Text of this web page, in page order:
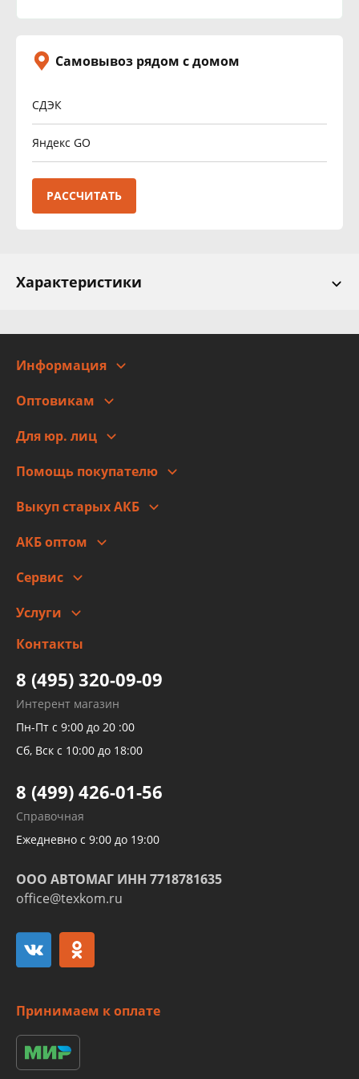
Самовывоз рядом с домом
СДЭК
Яндекс GO
РАССЧИТАТЬ
Характеристики
Информация
Адреса
Новости
Правовая информация
Оптовикам
Для юр. лиц
Помощь покупателю
Оплата
Гарантии и возврат
Выкуп старых АКБ
АКБ оптом
Сервис
Заправка кондиционера авто
Детейлинг
Услуги
высокого давления
Тормозных трубок
Рукавов гидроусилителей
Рукавов компрессоров и турбин
Трубок кондиционеров
Развертка пайка медных стальных
алюминиевых трубок и штуцеров
Контакты
8 (495) 320-09-09
Интерент магазин
Пн-Пт с 9:00 до 20 :00
Сб, Вск с 10:00 до 18:00
8 (499) 426-01-56
Справочная
Ежедневно с 9:00 до 19:00
ООО АВТОМАГ ИНН 7718781635
office@texkom.ru
Принимаем к оплате